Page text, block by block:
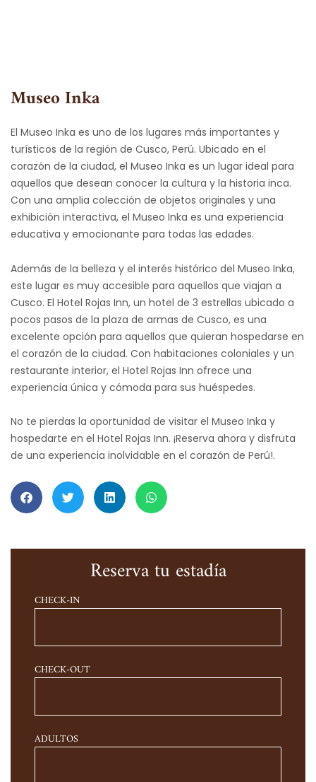
Museo Inka
El Museo Inka es uno de los lugares más importantes y
turísticos de la región de Cusco, Perú. Ubicado en el
corazón de la ciudad, el Museo Inka es un lugar ideal para
aquellos que desean conocer la cultura y la historia inca.
Con una amplia colección de objetos originales y una
exhibición interactiva, el Museo Inka es una experiencia
educativa y emocionante para todas las edades.
Además de la belleza y el interés histórico del Museo Inka,
este lugar es muy accesible para aquellos que viajan a
Cusco. El Hotel Rojas Inn, un hotel de 3 estrellas ubicado a
pocos pasos de la plaza de armas de Cusco, es una
excelente opción para aquellos que quieran hospedarse en
el corazón de la ciudad. Con habitaciones coloniales y un
restaurante interior, el Hotel Rojas Inn ofrece una
experiencia única y cómoda para sus huéspedes.
No te pierdas la oportunidad de visitar el Museo Inka y
hospedarte en el Hotel Rojas Inn. ¡Reserva ahora y disfruta
de una experiencia inolvidable en el corazón de Perú!.
Reserva tu estadía
CHECK-IN
CHECK-OUT
ADULTOS